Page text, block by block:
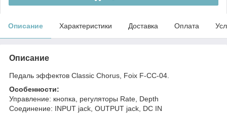
Описание Характеристики Доставка Оплата
Описание
Педаль эффектов Classic Chorus, Foix F-CC-04.
Особенности:
Управление: кнопка, регуляторы Rate, Depth
Соединение: INPUT jack, OUTPUT jack, DC IN